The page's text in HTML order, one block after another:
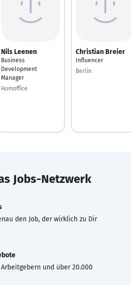
Nils Leenen
Business
Development
Manager
Homoffice
Christian Breier
Influencer
Berlin
Jobs-Netzwerk
den Job, der wirklich zu Dir
und über 20.000